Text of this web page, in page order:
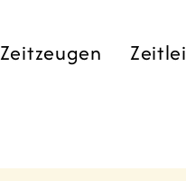
Zeitzeugen